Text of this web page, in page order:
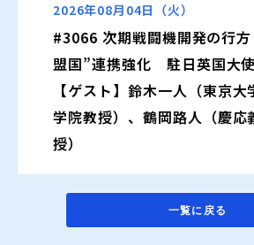
2026年08月04日（火）
#3066 次期戦闘機開発の行
盟国”連携強化 駐日英国
【ゲスト】鈴木一人（東京
学院教授）、鶴岡路人（慶応
授）
一覧に戻る